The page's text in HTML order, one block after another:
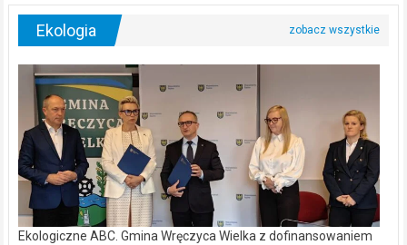
Ekologia
Ekologiczne ABC. Gmina Wręczyca Wielka z dofinansowaniem